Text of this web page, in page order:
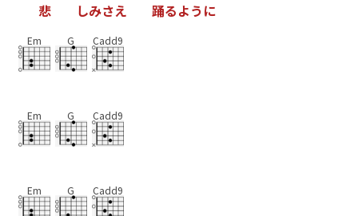
悲 しみさえ 踊るよう に
Em G Cadd9
Em G Cadd9
Em G Cadd9